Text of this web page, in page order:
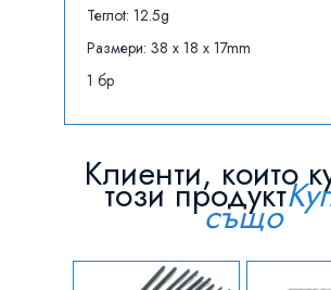
Теглоt: 12.5g
Размери: 38 x 18 x 17mm
1 бр
Клиенти, които
този продукт
също